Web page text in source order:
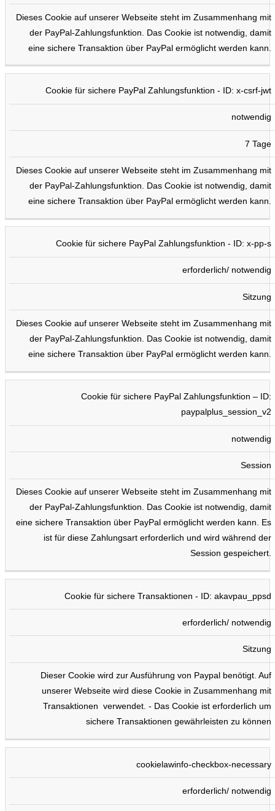
Dieses Cookie auf unserer Webseite steht im Zusammenhang mit
der PayPal-Zahlungsfunktion. Das Cookie ist notwendig, damit
eine sichere Transaktion über PayPal ermöglicht werden kann.
Cookie für sichere PayPal Zahlungsfunktion - ID: x-csrf-jwt
notwendig
7 Tage
Dieses Cookie auf unserer Webseite steht im Zusammenhang mit
der PayPal-Zahlungsfunktion. Das Cookie ist notwendig, damit
eine sichere Transaktion über PayPal ermöglicht werden kann.
Cookie für sichere PayPal Zahlungsfunktion - ID: x-pp-s
erforderlich/ notwendig
Sitzung
Dieses Cookie auf unserer Webseite steht im Zusammenhang mit
der PayPal-Zahlungsfunktion. Das Cookie ist notwendig, damit
eine sichere Transaktion über PayPal ermöglicht werden kann.
Cookie für sichere PayPal Zahlungsfunktion – ID:
paypalplus_session_v2
notwendig
Session
Dieses Cookie auf unserer Webseite steht im Zusammenhang mit
der PayPal-Zahlungsfunktion. Das Cookie ist notwendig, damit
eine sichere Transaktion über PayPal ermöglicht werden kann. Es
ist für diese Zahlungsart erforderlich und wird während der
Session gespeichert.
Cookie für sichere Transaktionen - ID: akavpau_ppsd
erforderlich/ notwendig
Sitzung
Dieser Cookie wird zur Ausführung von Paypal benötigt. Auf
unserer Webseite wird diese Cookie in Zusammenhang mit
Transaktionen verwendet. - Das Cookie ist erforderlich um
sichere Transaktionen gewährleisten zu können
cookielawinfo-checkbox-necessary
erforderlich/ notwendig